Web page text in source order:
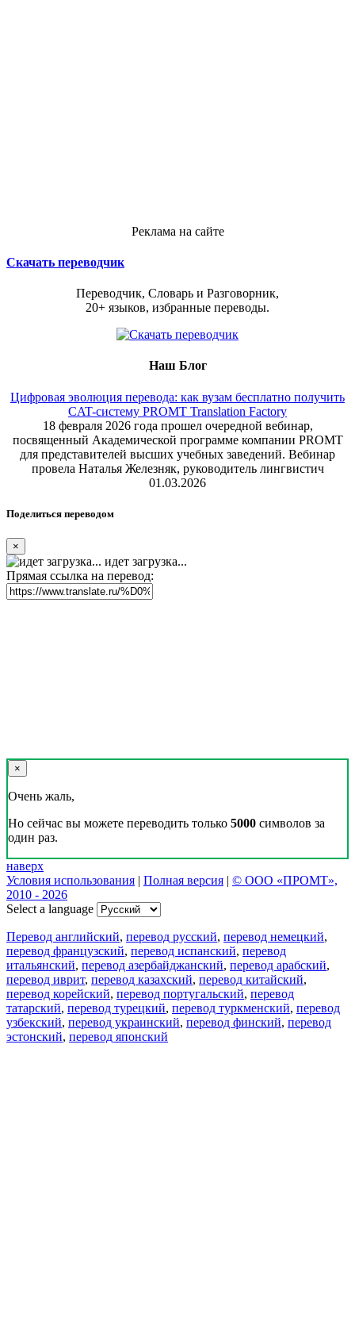
Реклама на сайте
Скачать переводчик
Переводчик, Словарь и Разговорник,
20+ языков, избранные переводы.
Наш Блог
Цифровая эволюция перевода: как вузам бесплатно получить
CAT-систему PROMT Translation Factory
18 февраля 2026 года прошел очередной вебинар,
посвященный Академической программе компании PROMT
для представителей высших учебных заведений. Вебинар
провела Наталья Железняк, руководитель лингвистич
01.03.2026
Поделиться переводом
×
идет загрузка...
Прямая ссылка на перевод:
×
Очень жаль,
Но сейчас вы можете переводить только 5000 символов за
один раз.
наверх
Условия использования | Полная версия | © ООО «ПРОМТ»,
2010 - 2026
Select a language
Перевод английский, перевод русский, перевод немецкий,
перевод французский, перевод испанский, перевод
итальянский, перевод азербайджанский, перевод арабский,
перевод иврит, перевод казахский, перевод китайский,
перевод корейский, перевод португальский, перевод
татарский, перевод турецкий, перевод туркменский, перевод
узбекский, перевод украинский, перевод финский, перевод
эстонский, перевод японский